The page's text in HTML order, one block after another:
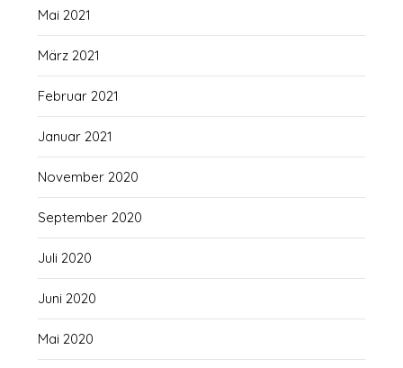
Mai 2021
März 2021
Februar 2021
Januar 2021
November 2020
September 2020
Juli 2020
Juni 2020
Mai 2020